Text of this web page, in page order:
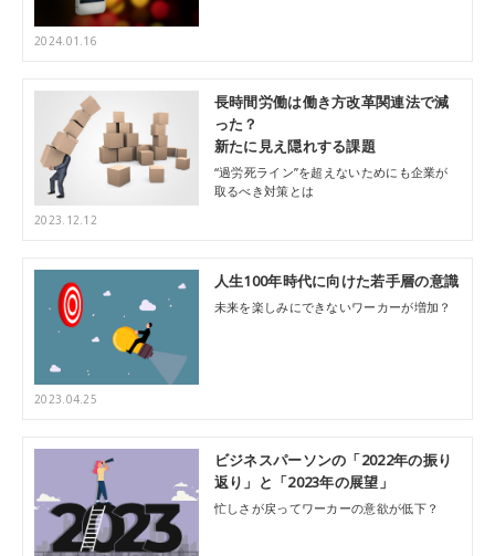
2024.01.16
2023.12.12
長時間労働は働き方改革関連法で減
った？
新たに見え隠れする課題
“過労死ライン”を超えないためにも企業が
取るべき対策とは
2023.04.25
人生100年時代に向けた若手層の意識
未来を楽しみにできないワーカーが増加？
ビジネスパーソンの「2022年の振り
返り」と「2023年の展望」
忙しさが戻ってワーカーの意欲が低下？